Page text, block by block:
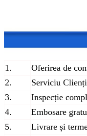
1.
Oferirea de
2.
Serviciu
3.
Inspecție
4.
Embosare
5.
Livrare și